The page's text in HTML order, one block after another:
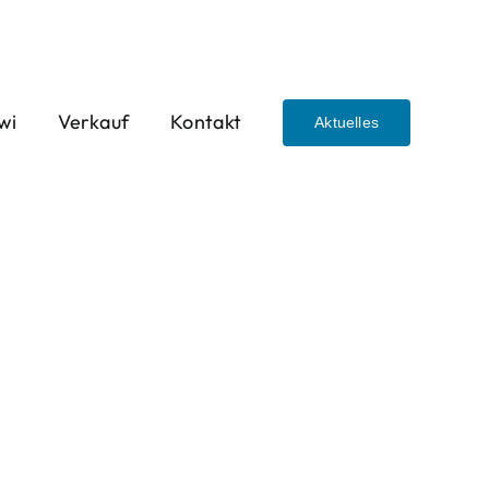
Verkauf Kontakt Aktuelles